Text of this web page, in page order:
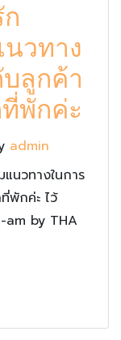
วทาง
ลูกค้า
พักค่ะ
admin
นวทางในการ
พักค่ะ ไว้
am by THA